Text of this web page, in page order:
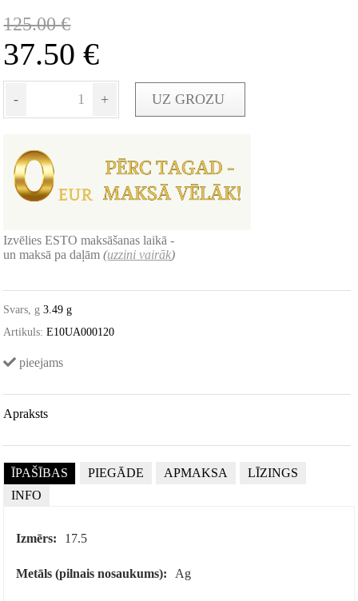
125.00€
37.50€
- + UZ GROZU
Izvēlies ESTO maksāšanas laikā -
un maksā pa daļām(uzzini vairāk)
Svars, g 3.49 g
Artikuls: E10UA000120
pieejams
Apraksts
ĪPAŠĪBAS PIEGĀDE APMAKSA
LĪZINGS
INFO
Izmērs: 17.5
Metāls (pilnais nosaukums): Ag